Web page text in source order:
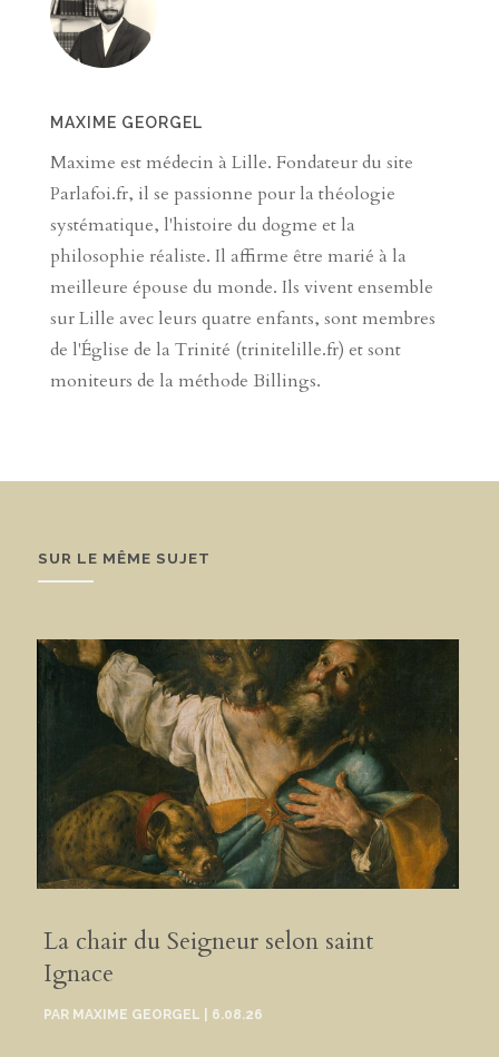
MAXIME GEORGEL
Maxime est médecin à Lille. Fondateur du site
Parlafoi.fr, il se passionne pour la théologie
systématique, l'histoire du dogme et la
philosophie réaliste. Il affirme être marié à la
meilleure épouse du monde. Ils vivent ensemble
sur Lille avec leurs quatre enfants, sont membres
de l'Église de la Trinité (trinitelille.fr) et sont
moniteurs de la méthode Billings.
SUR LE MÊME SUJET
La chair du Seigneur selon saint
Ignace
PAR MAXIME GEORGEL 6.08.26